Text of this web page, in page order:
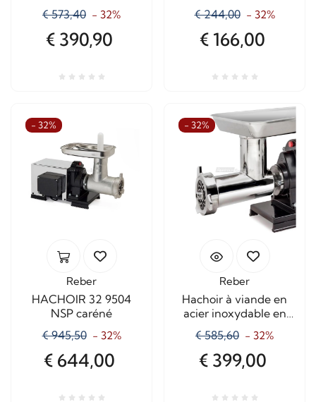
€ 573,40 - 32%
€ 390,90
€ 244,00 - 32%
€ 166,00
- 32%
Reber
HACHOIR 32 9504
NSP caréné
€ 945,50 - 32%
€ 644,00
- 32%
Reber
Hachoir à viande en
acier inoxydable en
option n° 32 8830NI
€ 585,60 - 32%
€ 399,00